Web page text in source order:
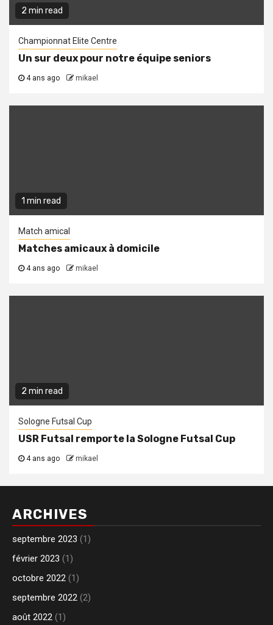
2 min read
Championnat Elite Centre
Un sur deux pour notre équipe seniors
4 ans ago mikael
1 min read
Match amical
Matches amicaux à domicile
4 ans ago mikael
2 min read
Sologne Futsal Cup
USR Futsal remporte la Sologne Futsal Cup
4 ans ago mikael
ARCHIVES
septembre 2023 (1)
février 2023 (1)
octobre 2022 (1)
septembre 2022 (2)
août 2022 (1)